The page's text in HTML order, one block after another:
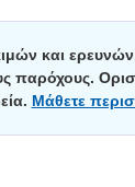
και
παρόχους.
Μάθετε